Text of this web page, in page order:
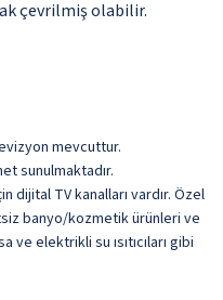
çevrilmiş olabilir.
mevcuttur.
sunulmaktadır.
TV kanalları vardır. Özel
banyo/kozmetik ürünleri ve
elektrikli su ısıtıcıları gibi